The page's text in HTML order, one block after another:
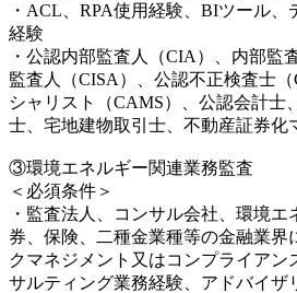
・ACL、RPA使用経験、BIツール、
経験
・公認内部監査人（CIA）、内部監
監査人（CISA）、公認不正検査士
シャリスト（CAMS）、公認会計士
士、宅地建物取引士、不動産証券化
③環境エネルギー関連業務監査
＜必須条件＞
・監査法人、コンサル会社、環境
券、保険、二種金業種等の金融業界
クマネジメント又はコンプライアン
サルティング業務経験、アドバイザ